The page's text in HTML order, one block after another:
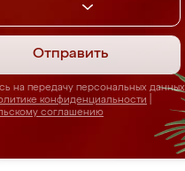
Отправить
на передачу персональных данных
конфиденциальности
соглашению